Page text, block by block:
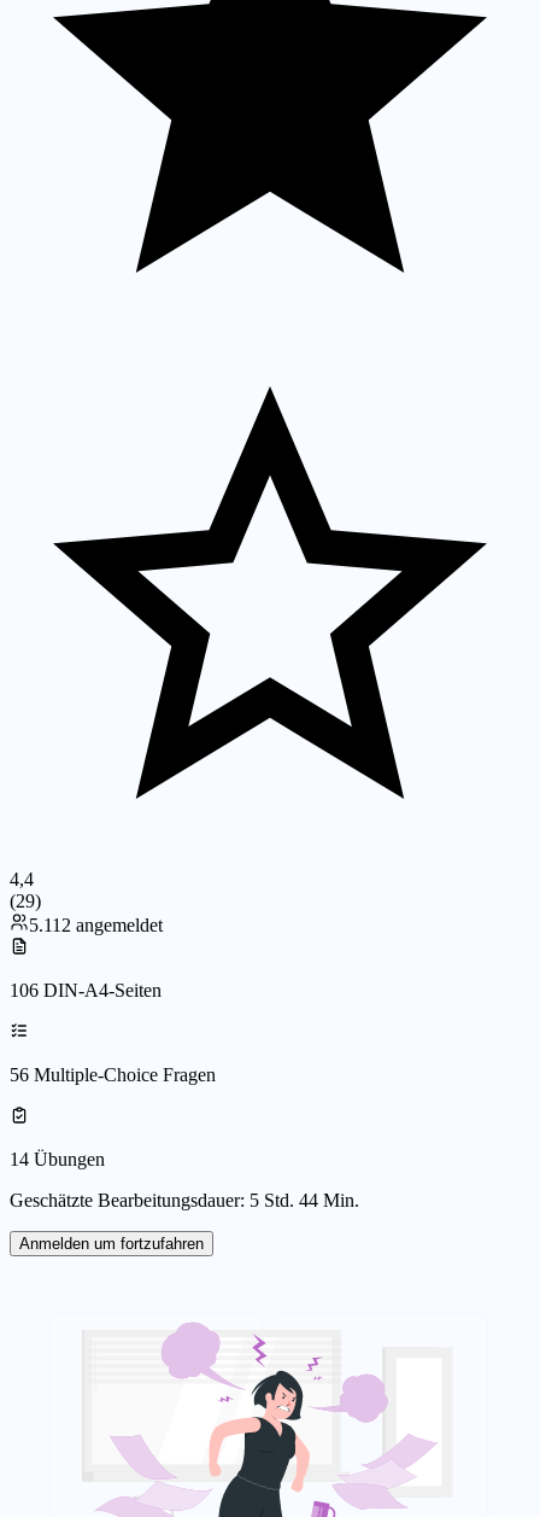
4,4
(29)
5.112 angemeldet
106 DIN-A4-Seiten
56 Multiple-Choice Fragen
14 Übungen
Geschätzte Bearbeitungsdauer: 5 Std. 44 Min.
Anmelden um fortzufahren